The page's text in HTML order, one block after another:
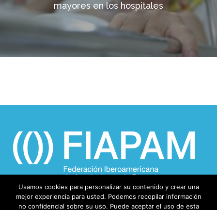
mayores en los hospitales
Usamos cookies para personalizar su contenido y crear una
mejor experiencia para usted. Podemos recopilar información
no confidencial sobre su uso. Puede aceptar el uso de esta